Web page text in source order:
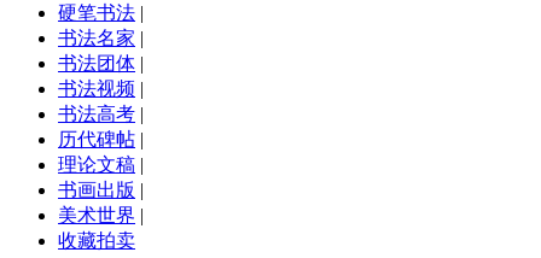
硬笔书法 |
书法名家 |
书法团体 |
书法视频 |
书法高考 |
历代碑帖 |
理论文稿 |
书画出版 |
美术世界 |
收藏拍卖